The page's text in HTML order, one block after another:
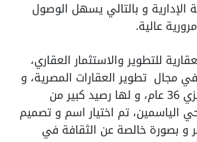
الإدارية و بالتالي يسهل الوصول
عالية.
للتطوير والاستثمار العقاري،
مجال تطوير العقارات المصرية، و
تبلغ خبرة شركة العزيزي 36 عام، و لها رصيد كبير من
الياسمين، تم اختيار اسم و تصميم
و بصورة خالصة عن الثقافة في